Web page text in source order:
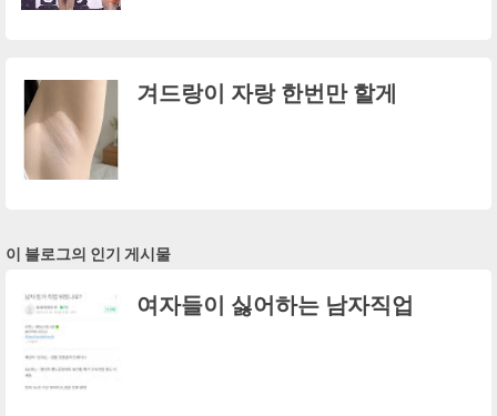
겨드랑이 자랑 한번만 할게
이 블로그의 인기 게시물
여자들이 싫어하는 남자직업